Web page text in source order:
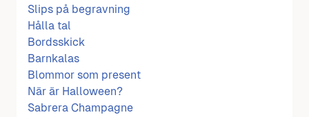
Slips på begravning
Hålla tal
Bordsskick
Barnkalas
Blommor som present
När är Halloween?
Sabrera Champagne